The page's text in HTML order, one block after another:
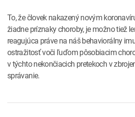
To, že človek nakazený novým
žiadne príznaky choroby, je možno tiež
reagujúca práve na náš behaviorálny
ostražitosť voči ľuďom pôsobiacim
v týchto nekončiacich pretekoch v
správanie.